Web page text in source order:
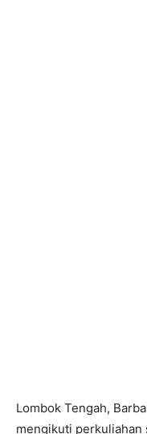
Lombok Tengah,
mengikuti perkuliahan